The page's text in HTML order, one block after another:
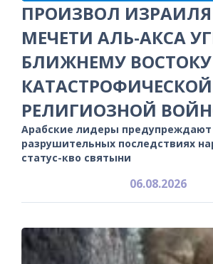
ПРОИЗВОЛ ИЗРАИЛЯ
МЕЧЕТИ АЛЬ-АКСА
БЛИЖНЕМУ ВОСТОКУ
КАТАСТРОФИЧЕСКОЙ
РЕЛИГИОЗНОЙ
Арабские лидеры предупреждают
разрушительных последствиях
статус-кво святыни
06.08.2026